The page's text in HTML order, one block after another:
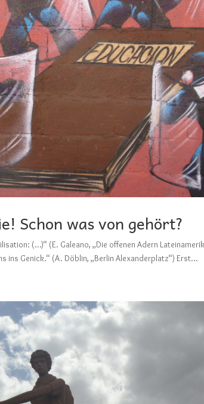
Schon was von gehört?
(…)“ (E. Galeano, „Die offenen Adern
ins Genick.“ (A. Döblin, „Berlin Alexanderplatz“) Erst...